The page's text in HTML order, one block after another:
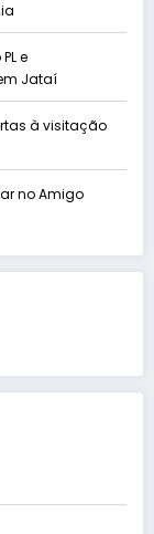
e
Jataí
à visitação
no Amigo